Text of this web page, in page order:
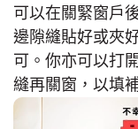
可以在關緊窗戶
邊隙縫貼好或夾
可。你亦可以打
縫再關窗，以填